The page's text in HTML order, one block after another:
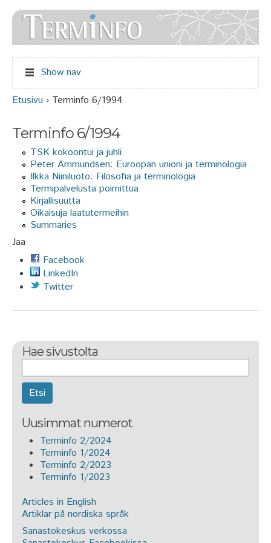
Jump to navigation
Show nav
Etusivu › Terminfo 6/1994
Terminfo 6/1994
TSK kokoontui ja juhli
Peter Ammundsen: Euroopan unioni ja terminologia
Ilkka Niiniluoto: Filosofia ja terminologia
Termipalvelusta poimittua
Kirjallisuutta
Oikaisuja laatutermeihin
Summaries
Jaa
Facebook
LinkedIn
Twitter
Hae sivustolta
Uusimmat numerot
Terminfo 2/2024
Terminfo 1/2024
Terminfo 2/2023
Terminfo 1/2023
Articles in English
Artiklar på nordiska språk
Sanastokeskus verkossa